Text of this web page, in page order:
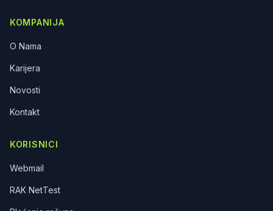
KOMPANIJA
O Nama
Karijera
Novosti
Kontakt
KORISNICI
Webmail
RAK NetTest